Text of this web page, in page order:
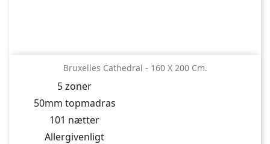
Bruxelles Cathedral - 160 X 200 Cm.
5 zoner
50mm topmadras
101 nætter
Allergivenligt